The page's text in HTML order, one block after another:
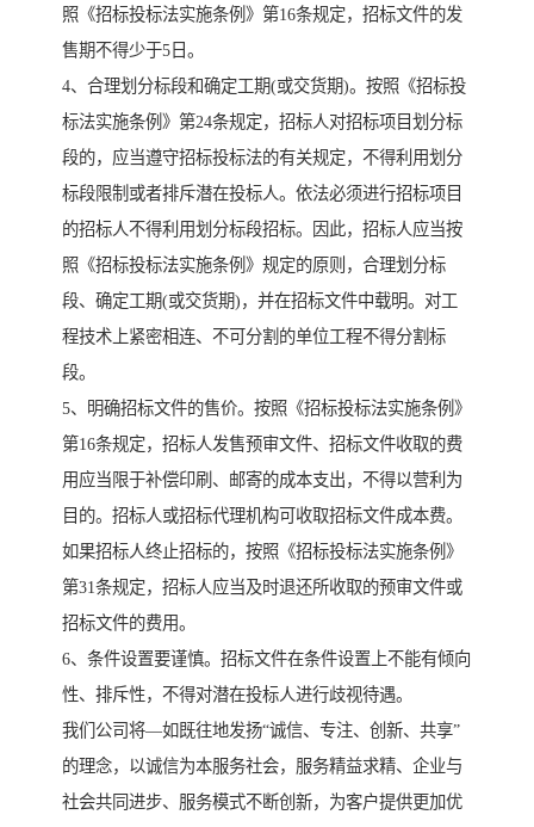
照《招标投标法实施条例》第16条规定，招标文件的发
售期不得少于5日。
4、合理划分标段和确定工期(或交货期)。按照《招标投
标法实施条例》第24条规定，招标人对招标项目划分标
段的，应当遵守招标投标法的有关规定，不得利用划分
标段限制或者排斥潜在投标人。依法必须进行招标项目
的招标人不得利用划分标段招标。因此，招标人应当按
照《招标投标法实施条例》规定的原则，合理划分标
段、确定工期(或交货期)，并在招标文件中载明。对工
程技术上紧密相连、不可分割的单位工程不得分割标
段。
5、明确招标文件的售价。按照《招标投标法实施条例》
第16条规定，招标人发售预审文件、招标文件收取的费
用应当限于补偿印刷、邮寄的成本支出，不得以营利为
目的。招标人或招标代理机构可收取招标文件成本费。
如果招标人终止招标的，按照《招标投标法实施条例》
第31条规定，招标人应当及时退还所收取的预审文件或
招标文件的费用。
6、条件设置要谨慎。招标文件在条件设置上不能有倾向
性、排斥性，不得对潜在投标人进行歧视待遇。
我们公司将—如既往地发扬“诚信、专注、创新、共享”
的理念，以诚信为本服务社会，服务精益求精、企业与
社会共同进步、服务模式不断创新，为客户提供更加优